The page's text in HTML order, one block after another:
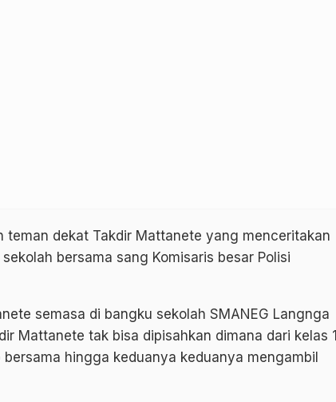
teman dekat Takdir Mattanete yang menceritakan
bersama sang Komisaris besar Polisi
semasa di bangku sekolah SMANEG Langnga
Mattanete tak bisa dipisahkan dimana dari kelas 1
hingga keduanya keduanya mengambil